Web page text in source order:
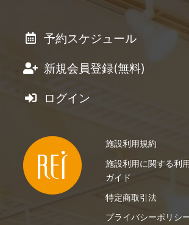
予約スケジュール
新規会員登録(無料)
ログイン
施設利用規約
施設利用に関する利
ガイド
特定商取引法
プライバシーポリシ